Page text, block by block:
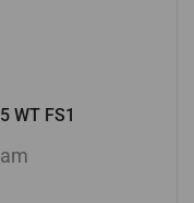
WT FS1